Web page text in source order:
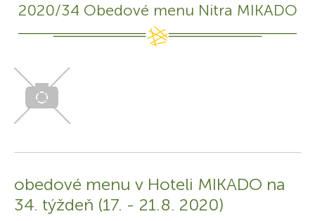
2020/34 Obedové menu Nitra MIKADO
obedové menu v Hoteli MIKADO na
34. týždeň (17. - 21.8. 2020)